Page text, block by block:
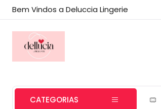
Bem Vindos a Deluccia Lingerie
CATEGORIAS